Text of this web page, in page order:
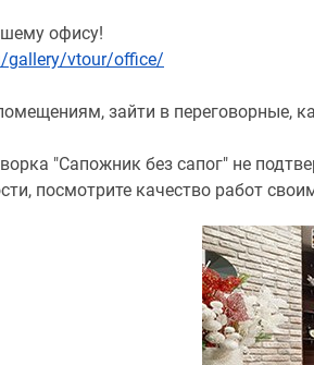
офису!
gallery/vtour/office/
зайти в переговорные,
"Сапожник без сапог" не
посмотрите качество работ